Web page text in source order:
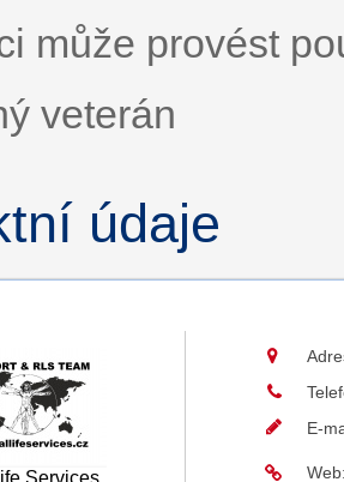
může provést
veterán
údaje
Services
E-